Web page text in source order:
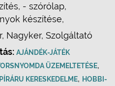
- szórólap,
készítése,
Nagyker, Szolgáltató
AJÁNDÉK-JÁTÉK
ÜZEMELTETÉSE,
KERESKEDELME, HOBBI-